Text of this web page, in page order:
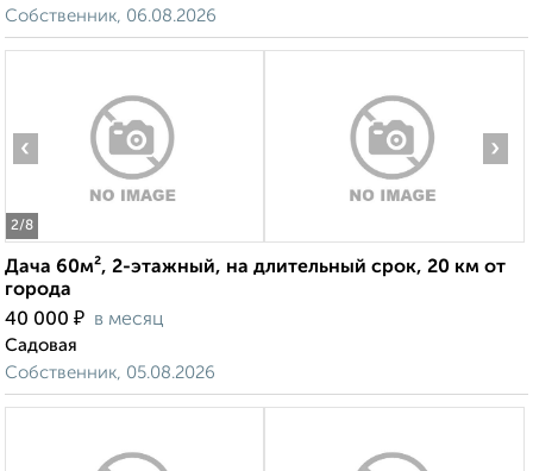
Собственник, 06.08.2026
2/8
‹ ›
Дача 60м², 2-этажный, на длительный срок, 20 км от
города
40 000 ₽ в месяц
Садовая
Собственник, 05.08.2026